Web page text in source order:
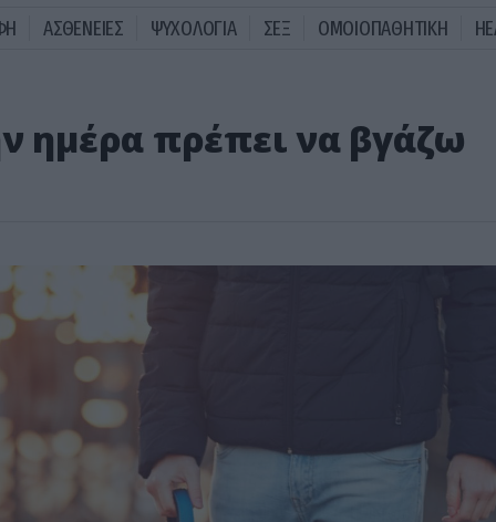
ΑΣΘΕΝΕΙΕΣ ΨΥΧΟΛΟΓΙΑ ΣΕΞ ΟΜΟΙΟΠΑΘΗΤΙΚΗ
ημέρα πρέπει να βγάζω